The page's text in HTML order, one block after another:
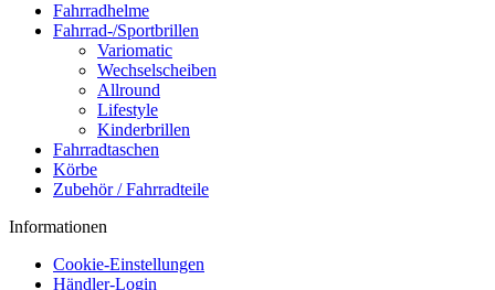
Fahrradhelme
Fahrrad-/Sportbrillen
Variomatic
Wechselscheiben
Allround
Lifestyle
Kinderbrillen
Fahrradtaschen
Körbe
Zubehör / Fahrradteile
Informationen
Cookie-Einstellungen
Händler-Login